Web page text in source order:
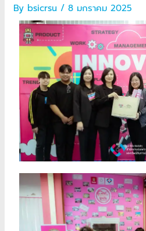
By bsicrsu/8 มกราคม 2025